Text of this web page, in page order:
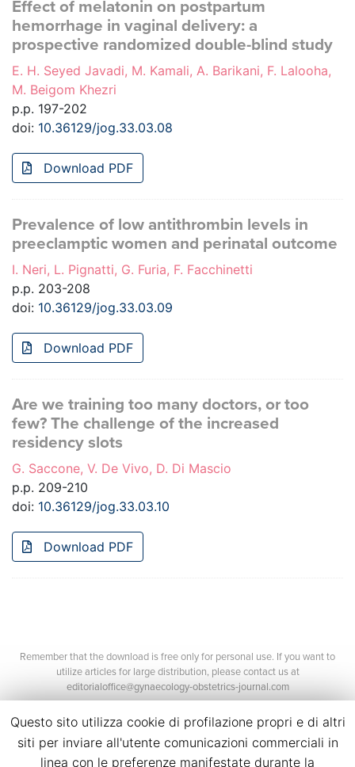
Effect of melatonin on postpartum
hemorrhage in vaginal delivery: a
prospective randomized double-blind study
E. H. Seyed Javadi, M. Kamali, A. Barikani, F. Lalooha,
M. Beigom Khezri
p.p. 197-202
doi: 10.36129/jog.33.03.08
Download PDF
Prevalence of low antithrombin levels in
preeclamptic women and perinatal outcome
I. Neri, L. Pignatti, G. Furia, F. Facchinetti
p.p. 203-208
doi: 10.36129/jog.33.03.09
Download PDF
Are we training too many doctors, or too
few? The challenge of the increased
residency slots
G. Saccone, V. De Vivo, D. Di Mascio
p.p. 209-210
doi: 10.36129/jog.33.03.10
Download PDF
Remember that the download is free only for personal use. If you want to
utilize articles for large distribution, please contact us at
editorialoffice@gynaecology-obstetrics-journal.com
Questo sito utilizza cookie di profilazione propri e di altri
siti per inviare all'utente comunicazioni commerciali in
linea con le preferenze manifestate durante la